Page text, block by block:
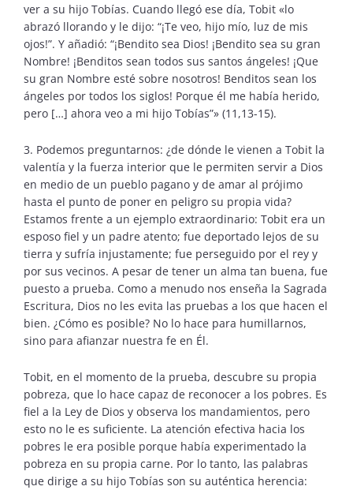
ver a su hijo Tobías. Cuando llegó ese día, Tobit «lo
abrazó llorando y le dijo: “¡Te veo, hijo mío, luz de mis
ojos!”. Y añadió: “¡Bendito sea Dios! ¡Bendito sea su gran
Nombre! ¡Benditos sean todos sus santos ángeles! ¡Que
su gran Nombre esté sobre nosotros! Benditos sean los
ángeles por todos los siglos! Porque él me había herido,
pero […] ahora veo a mi hijo Tobías”» (11,13-15).
3. Podemos preguntarnos: ¿de dónde le vienen a Tobit la
valentía y la fuerza interior que le permiten servir a Dios
en medio de un pueblo pagano y de amar al prójimo
hasta el punto de poner en peligro su propia vida?
Estamos frente a un ejemplo extraordinario: Tobit era un
esposo fiel y un padre atento; fue deportado lejos de su
tierra y sufría injustamente; fue perseguido por el rey y
por sus vecinos. A pesar de tener un alma tan buena, fue
puesto a prueba. Como a menudo nos enseña la Sagrada
Escritura, Dios no les evita las pruebas a los que hacen el
bien. ¿Cómo es posible? No lo hace para humillarnos,
sino para afianzar nuestra fe en Él.
Tobit, en el momento de la prueba, descubre su propia
pobreza, que lo hace capaz de reconocer a los pobres. Es
fiel a la Ley de Dios y observa los mandamientos, pero
esto no le es suficiente. La atención efectiva hacia los
pobres le era posible porque había experimentado la
pobreza en su propia carne. Por lo tanto, las palabras
que dirige a su hijo Tobías son su auténtica herencia: